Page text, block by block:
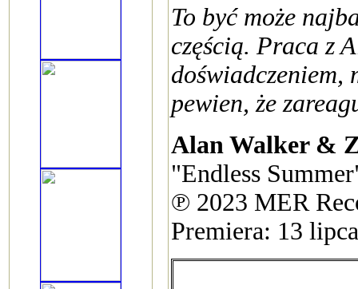
To być może
częścią. Praca z
doświadczeniem,
pewien, że
Alan Walker &
"Endless
℗ 2023 MER
Premiera: 13